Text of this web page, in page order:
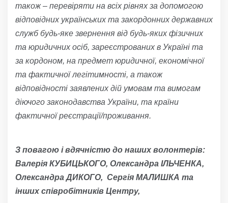
також – перевіряти на всіх рівнях за допомогою
відповідних українських та закордонних державних
служб будь-яке звернення від будь-яких фізичних
та юридичних осіб, зареєстрованих в Україні та
за кордоном, на предмет юридичної, економічної
та фактичної легітимності, а також
відповідності заявлених дій умовам та вимогам
діючого законодавства України, та країни
фактичноїреєстрації/проживання.
З повагою і вдячністю до наших волонтерів:
Валерія КУБИЦЬКОГО, Олександра ІЛЬЧЕНКА,
Олександра ДИКОГО, Сергія МАЛИШКА та
інших співробітників Центру,